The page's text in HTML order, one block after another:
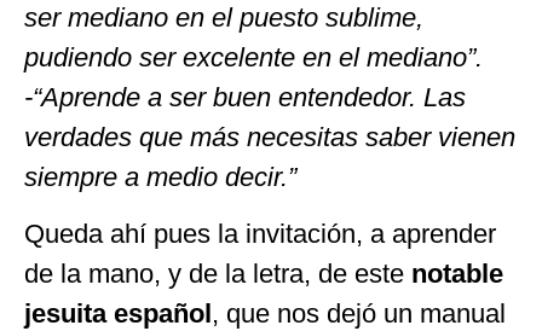
ser mediano en el puesto sublime,
pudiendo ser excelente en el mediano”.
-“Aprende a ser buen entendedor. Las
verdades que más necesitas saber vienen
siempre a medio decir.”
Queda ahí pues la invitación, a aprender
de la mano, y de la letra, de este notable
jesuita español , que nos dejó un manual